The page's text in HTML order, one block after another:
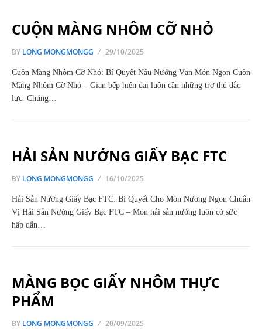
CUỘN MÀNG NHÔM CỠ NHỎ
BY LONG MONGMONGG 29/10/2025
Cuộn Màng Nhôm Cỡ Nhỏ: Bí Quyết Nấu Nướng Vạn Món Ngon Cuộn
Màng Nhôm Cỡ Nhỏ – Gian bếp hiện đại luôn cần những trợ thủ đắc
lực. Chúng…
HẢI SẢN NƯỚNG GIẤY BẠC FTC
BY LONG MONGMONGG 16/10/2025
Hải Sản Nướng Giấy Bạc FTC: Bí Quyết Cho Món Nướng Ngon Chuẩn
Vị Hải Sản Nướng Giấy Bạc FTC – Món hải sản nướng luôn có sức
hấp dẫn…
MÀNG BỌC GIẤY NHÔM THỰC
PHẨM
BY LONG MONGMONGG 20/09/2025